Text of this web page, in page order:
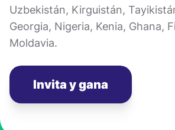
Uzbekistán, Kirguistán,
Georgia, Nigeria, Kenia, Ghana,
Moldavia.
Invita y gana